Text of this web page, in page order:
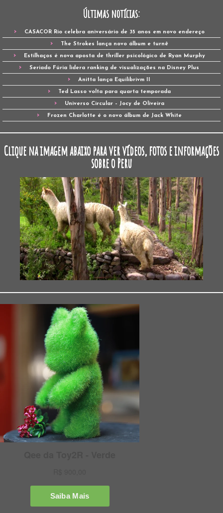
Últimas notícias:
CASACOR Rio celebra aniversário de 35 anos em novo endereço
The Strokes lança novo álbum e turnê
Estilhaços é nova aposta de thriller psicológico de Ryan Murphy
Seriado Fúria lidera ranking de visualizações na Disney Plus
Anitta lança Equilibrivm II
Ted Lasso volta para quarta temporada
Universo Circular – Jocy de Oliveira
Frozen Charlotte é o novo álbum de Jack White
Clique na imagem abaixo para ver vídeos, fotos e informações
sobre o Peru